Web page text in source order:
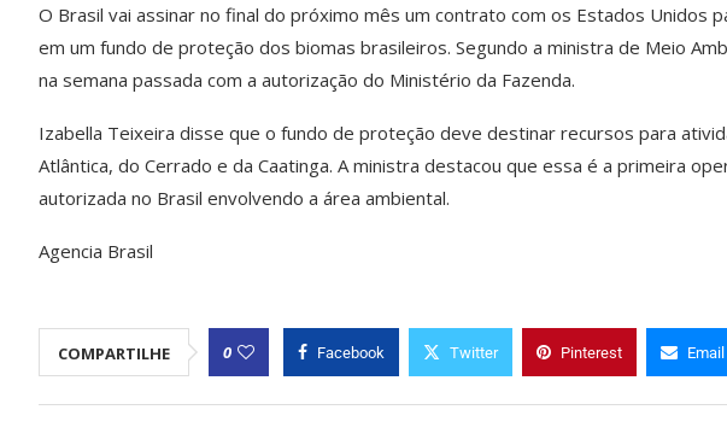
O Brasil vai assinar no final do próximo mês um contrato com os Estados Unidos
em um fundo de proteção dos biomas brasileiros. Segundo a ministra de Meio
na semana passada com a autorização do Ministério da Fazenda.
Izabella Teixeira disse que o fundo de proteção deve destinar recursos para
Atlântica, do Cerrado e da Caatinga. A ministra destacou que essa é a primeira
autorizada no Brasil envolvendo a área ambiental.
Agencia Brasil
COMPARTILHE 0 Facebook Twitter Pinterest Email